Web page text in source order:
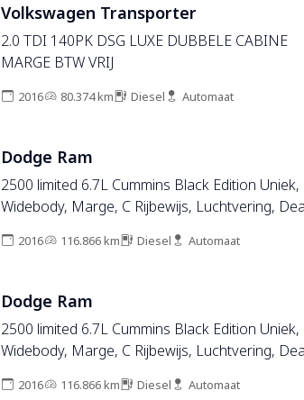
Volkswagen Transporter
2.0 TDI 140PK DSG LUXE DUBBELE CABINE
MARGE BTW VRIJ
2016 80.374 km Diesel Automaat
Dodge Ram
2500 limited 6.7L Cummins Black Edition Uniek,
Widebody, Marge, C Rijbewijs, Luchtvering,
2016 116.866 km Diesel Automaat
Dodge Ram
2500 limited 6.7L Cummins Black Edition Uniek,
Widebody, Marge, C Rijbewijs, Luchtvering,
2016 116.866 km Diesel Automaat